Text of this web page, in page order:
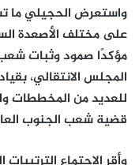
واستعرض الحجيلي ما
على مختلف الأصعدة
مؤكدًا صمود وثبات
المجلس الانتقالي،
للعديد من المخططات
قضية شعب الجنوب